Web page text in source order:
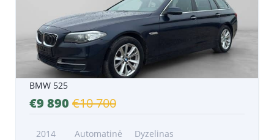
BMW 525
€9 890 €10 700
2014 Automatinė Dyzelinas